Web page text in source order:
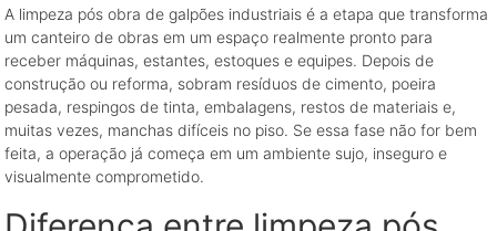
A limpeza pós obra de galpões industriais é a etapa que transforma
um canteiro de obras em um espaço realmente pronto para
receber máquinas, estantes, estoques e equipes. Depois de
construção ou reforma, sobram resíduos de cimento, poeira
pesada, respingos de tinta, embalagens, restos de materiais e,
muitas vezes, manchas difíceis no piso. Se essa fase não for bem
feita, a operação já começa em um ambiente sujo, inseguro e
visualmente comprometido.